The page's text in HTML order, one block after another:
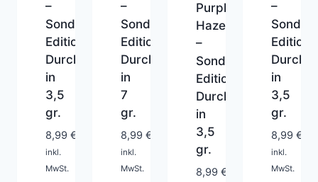
–
Sonder-
Edition
Durchlaufblinker
in
3,5
gr.
8,99 €
inkl.
MwSt.
1-
2
Tage
–
Sonder-
Edition
Durchlaufblinker
in
7
gr.
8,99 €
inkl.
MwSt.
1-
2
Tage
Purple
Haze
–
Sonder-
Edition
Durchlaufblinker
in
3,5
gr.
8,99 €
1-
2
–
Sonder-
Edition
in
3,5
gr.
8,99 €
inkl.
MwSt.
1-
2
Tage